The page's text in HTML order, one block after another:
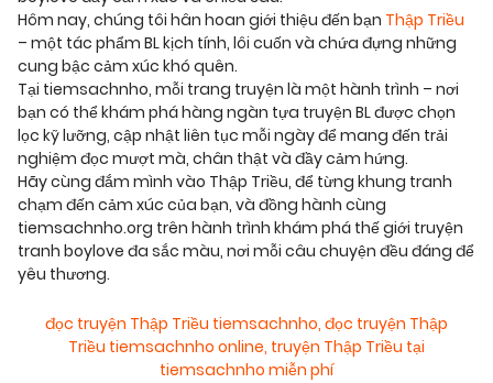
Hôm nay, chúng tôi hân hoan giới thiệu đến bạn Thập Triều
– một tác phẩm BL kịch tính, lôi cuốn và chứa đựng những
cung bậc cảm xúc khó quên.
Tại tiemsachnho, mỗi trang truyện là một hành trình – nơi
bạn có thể khám phá hàng ngàn tựa truyện BL được chọn
lọc kỹ lưỡng, cập nhật liên tục mỗi ngày để mang đến trải
nghiệm đọc mượt mà, chân thật và đầy cảm hứng.
Hãy cùng đắm mình vào Thập Triều, để từng khung tranh
chạm đến cảm xúc của bạn, và đồng hành cùng
tiemsachnho.org trên hành trình khám phá thế giới truyện
tranh boylove đa sắc màu, nơi mỗi câu chuyện đều đáng để
yêu thương.
đọc truyện Thập Triều tiemsachnho, đọc truyện Thập
Triều tiemsachnho online, truyện Thập Triều tại
tiemsachnho miễn phí